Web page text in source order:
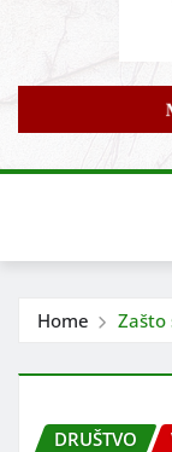
Home Zašto
DRUŠTVO